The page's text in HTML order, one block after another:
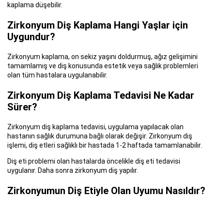
kaplama düşebilir.
Zirkonyum Diş Kaplama Hangi Yaşlar için
Uygundur?
Zirkonyum kaplama, on sekiz yaşını doldurmuş, ağız gelişimini
tamamlamış ve diş konusunda estetik veya sağlık problemleri
olan tüm hastalara uygulanabilir.
Zirkonyum Diş Kaplama Tedavisi Ne Kadar
Sürer?
Zirkonyum diş kaplama tedavisi, uygulama yapılacak olan
hastanın sağlık durumuna bağlı olarak değişir. Zirkonyum diş
işlemi, diş etleri sağlıklı bir hastada 1-2 haftada tamamlanabilir.
Diş eti problemi olan hastalarda öncelikle diş eti tedavisi
uygulanır. Daha sonra zirkonyum diş yapılır.
Zirkonyumun Diş Etiyle Olan Uyumu Nasıldır?